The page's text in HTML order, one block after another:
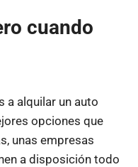
cuando
a alquilar un auto
opciones que
unas empresas
a disposición todo